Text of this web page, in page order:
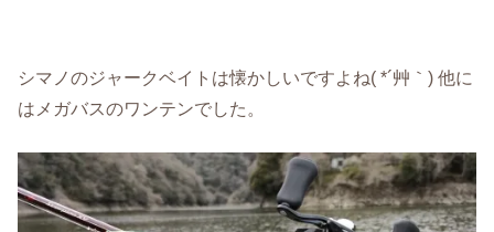
シマノのジャークベイトは懐かしいですよね( *´艸｀) 他に
はメガバスのワンテンでした。